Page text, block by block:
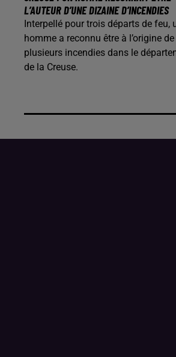
L’AUTEUR D’UNE DIZAINE D’INCENDIES
Interpellé pour trois départs de feu,
homme a reconnu être à l’origine de
plusieurs incendies dans le
de la Creuse.